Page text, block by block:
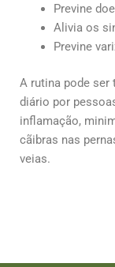
Previne
Alivia os
Previne
A rutina pode
diário por
inflamação,
cãibras nas
veias.